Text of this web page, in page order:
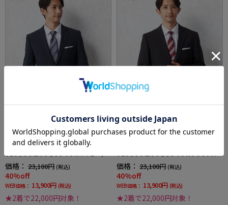
全1色
【即納】選べる2着22000円【WEB限定】スー
ツ2つボタン上下ウォッシャブルネイビー小柄
3シーズン対応
価格： 23,100円 (税込)
40%off
WEB価格： 13,900円 (税込)
★2着で22,000円対象！
全1色
ツ2つボタン上下ウォッシャブルブラックスト
ライプ3シーズン対応
価格： 23,100円 (税込)
40%off
WEB価格： 13,900円 (税込)
★2着で22,000円対象！